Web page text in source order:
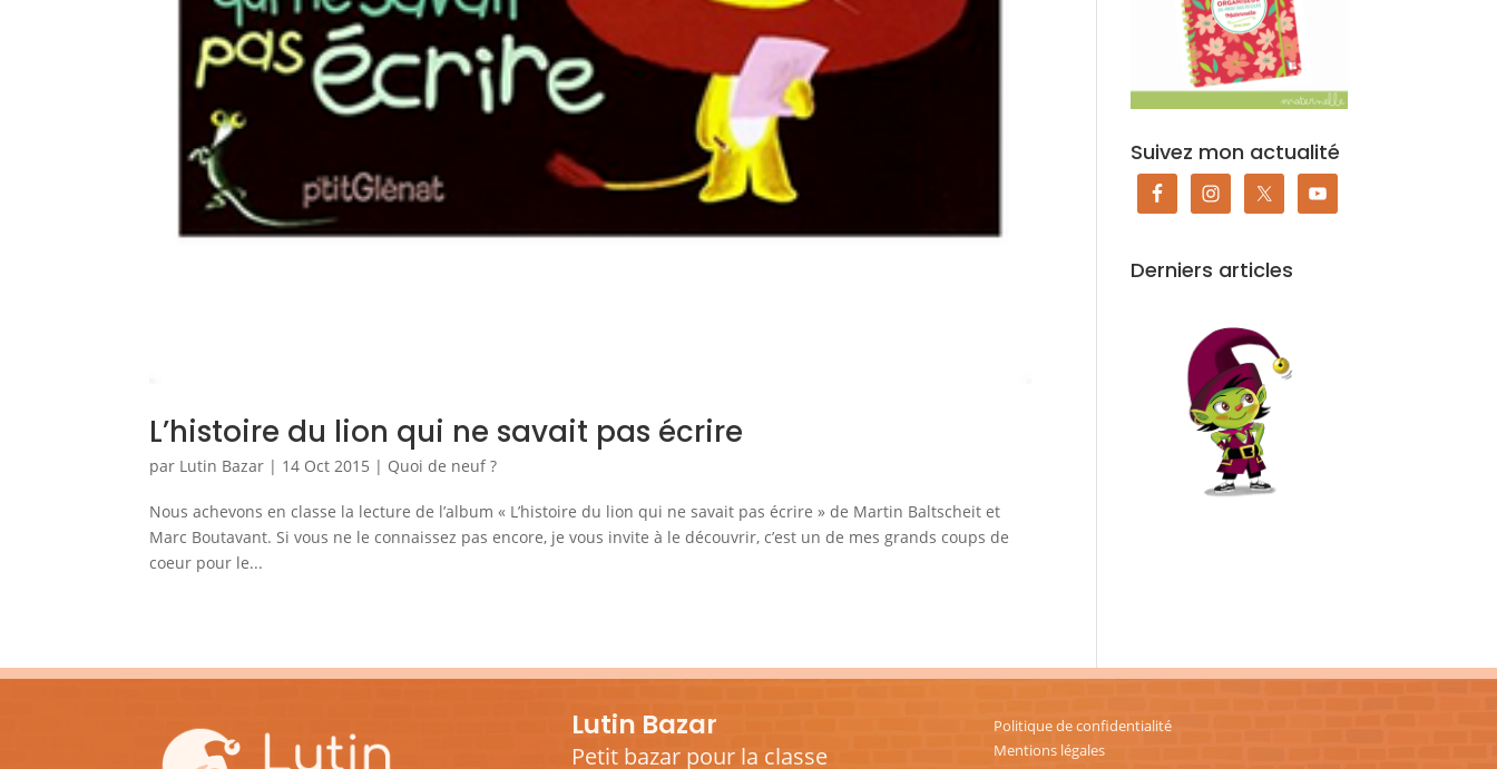
L’histoire du lion qui ne savait pas écrire
par Lutin Bazar | 14 Oct 2015 | Quoi de neuf ?
Nous achevons en classe la lecture de l’album « L’histoire du lion qui ne savait pas écrire » de Martin Baltscheit et
Marc Boutavant. Si vous ne le connaissez pas encore, je vous invite à le découvrir, c’est un de mes grands coups de
coeur pour le...
Suivez mon actualité
Derniers articles
Lutin Bazar
Petit bazar pour la classe
Politique de confidentialité
Mentions légales